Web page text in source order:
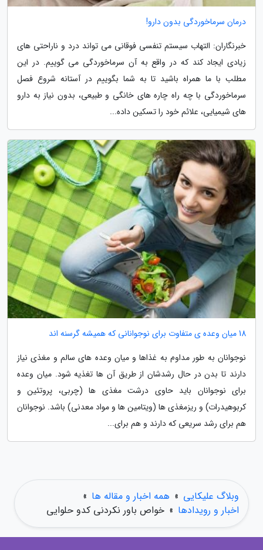
درمان سرماخوردگی بدون دارو!
خبرنگاران: التهاب سیستم تنفسی فوقانی می تواند درد و ناراحتی های
زیادی ایجاد کند که در واقع به آن سرماخوردگی می گوییم. در این
مطلب با ما همراه باشید تا به شما بگوییم در آستانه شروع فصل
سرماخوردگی با چه راه چاره های خانگی و طبیعی، بدون نیاز به دارو
های شیمیایی، علائم خود را تسکین داده...
18 میان وعده ی متفاوت برای نوجوانانی که همیشه گرسنه اند
نوجوانان به طور مداوم به غذاها و میان وعده های سالم و مغذی نیاز
دارند تا بدن در حال رشدشان از طریق آن ها تغذیه شود. میان وعده
برای نوجوانان باید حاوی درشت مغذی ها (چربی، پروتئین و
کربوهیدرات) و ریزمغذی ها (ویتامین ها و مواد معدنی) باشد. نوجوانان
هم برای رشد سریعی که دارند و هم برای...
وبلاگ علیکایی » همه اخبار و مقاله ها »
اخبار و رویدادها » خواص باور نکردنی کدو حلوایی